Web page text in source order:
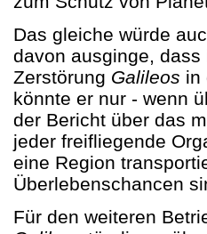
Das gleiche würde
davon ausginge,
Zerstörung Galileos in
könnte er nur - wenn
der Bericht über das
jeder freifliegende
eine Region
Überlebenschancen
Für den weiteren